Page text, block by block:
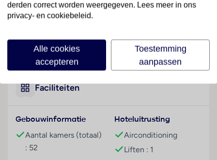
alle vragen behulpzaam. Het verblijf is ingericht met
een geldautomaat en een drankenautomaat. Via Wi-
hotel beschikt over een aantal voor gehandicapten
toegankelijke voorzieningen. Rolstoelvriendelijke
faciliteiten zijn beschikbaar. Herinneringen aan het
aangeschaft. De gasten die met de auto komen,
behoren een 24-uurs beveiligingsdienst,
kamerservice, een wekdienst, een wasservice en een
muntwasserette. Bij het zakendoen kan van het
Faciliteiten
Gebouwinformatie
Aantal kamers (totaal)
: 52
Hoteluitrusting
Airconditioning
Liften : 1
derden correct worden weergegeven. Lees meer in ons
privacy- en cookiebeleid.
Alle cookies
accepteren
Toestemming
aanpassen